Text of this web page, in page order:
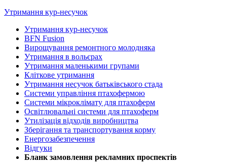
Утримання кур-несучок
Утримання кур-несучок
BFN Fusion
Вирощування ремонтного молодняка
Утримання в вольєрах
Утримання маленькими групами
Кліткове утримання
Утримання несучок батьківського стада
Системи управління птахофермою
Системи мікроклімату для птахоферм
Освітлювальні системи для птахоферм
Утилізація відходів виробництва
Зберігання та транспортування корму
Енергозабезпечення
Відгуки
Бланк замовлення рекламних проспектів